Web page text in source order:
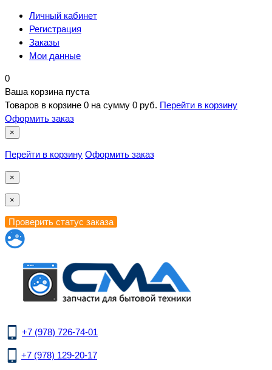
Личный кабинет
Регистрация
Заказы
Мои данные
0
Ваша корзина пуста
Товаров в корзине 0 на сумму 0 руб. Перейти в корзину
Оформить заказ
×
Перейти в корзину Оформить заказ
×
×
+7 (978) 726-74-01
+7 (978) 129-20-17